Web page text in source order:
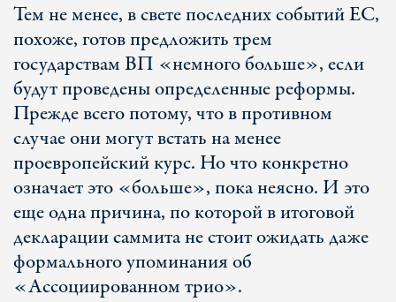
Тем не менее, в свете последних событий ЕС,
похоже, готов предложить трем
государствам ВП «немного больше», если
будут проведены определенные реформы.
Прежде всего потому, что в противном
случае они могут встать на менее
проевропейский курс. Но что конкретно
означает это «больше», пока неясно. И это
еще одна причина, по которой в итоговой
декларации саммита не стоит ожидать даже
формального упоминания об
«Ассоциированном трио».